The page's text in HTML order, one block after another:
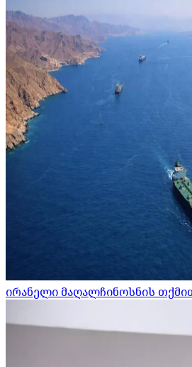
ირანელი მაღალჩინოსნის